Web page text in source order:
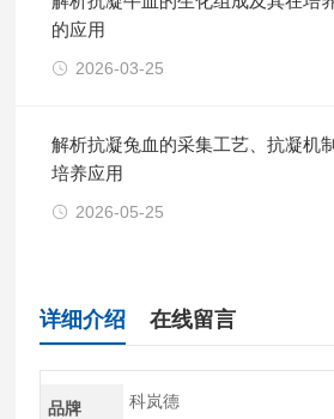
的应用
2026-03-25
解析抗凝兔血的采集工艺、抗凝机
培养应用
2026-05-25
详细介绍 在线留言
品牌 科岚德